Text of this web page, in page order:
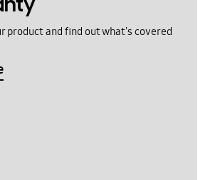
product and find out what's covered